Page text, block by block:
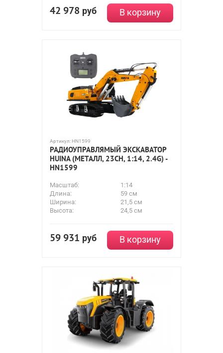
42 978 руб В корзину
Артикул: HN1599
РАДИОУПРАВЛЯМЫЙ ЭКСКАВАТОР
HUINA (МЕТАЛЛ, 23CH, 1:14, 2.4G) -
HN1599
Масштаб:
1:14
Длина:
59 см
Ширина:
21,5 см
Высота:
24,5 см
59 931 руб В корзину